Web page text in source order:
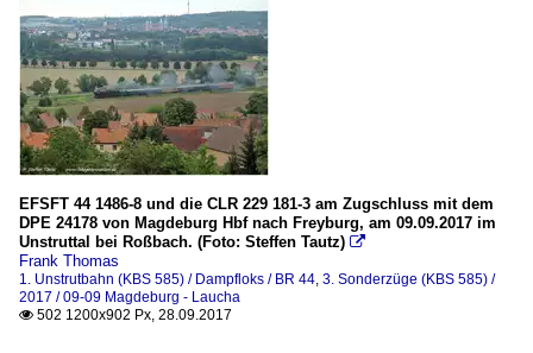
EFSFT 44 1486-8 und die CLR 229 181-3 am Zugschluss mit dem
DPE 24178 von Magdeburg Hbf nach Freyburg, am 09.09.2017 im
Unstruttal bei Roßbach. (Foto: Steffen Tautz) 
Frank Thomas
1. Unstrutbahn (KBS 585) / Dampfloks / BR 44, 3. Sonderzüge (KBS 585) /
2017 / 09-09 Magdeburg - Laucha
 502 1200x902 Px, 28.09.2017